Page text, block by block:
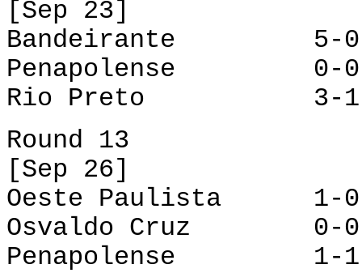
[Sep 23]
Bandeirante 5-0
Penapolense 0-0
Rio Preto 3-1
Round 13
[Sep 26]
Oeste Paulista 1-0
Osvaldo Cruz 0-0
Penapolense 1-1